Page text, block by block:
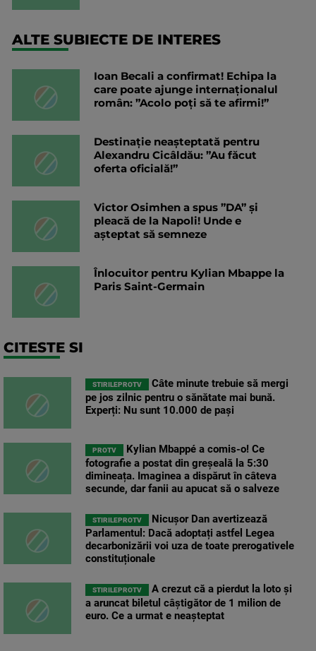
ALTE SUBIECTE DE INTERES
Ioan Becali a confirmat! Echipa la
care poate ajunge internaționalul
român: ”Acolo poți să te afirmi!”
Destinație neașteptată pentru
Alexandru Cicâldău: ”Au făcut
oferta oficială!”
Victor Osimhen a spus ”DA” și
pleacă de la Napoli! Unde e
așteptat să semneze
Înlocuitor pentru Kylian Mbappe la
Paris Saint-Germain
CITESTE SI
STIRILEPROTV
Câte minute trebuie să mergi
pe jos zilnic pentru o sănătate mai bună.
Experți: Nu sunt 10.000 de pași
PROTV
Kylian Mbappé a comis-o! Ce
fotografie a postat din greșeală la 5:30
dimineața. Imaginea a dispărut în câteva
secunde, dar fanii au apucat să o salveze
STIRILEPROTV
Nicușor Dan avertizează
Parlamentul: Dacă adoptați astfel Legea
decarbonizării voi uza de toate prerogativele
constituționale
STIRILEPROTV
A crezut că a pierdut la loto și
a aruncat biletul câștigător de 1 milion de
euro. Ce a urmat e neașteptat